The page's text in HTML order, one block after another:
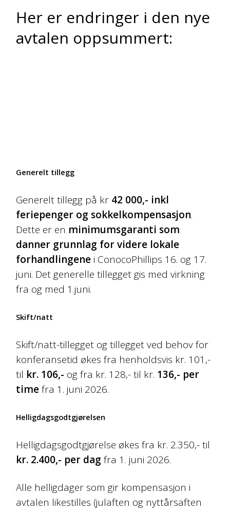
Her er endringer i den nye
avtalen oppsummert:
Generelt tillegg
Generelt tillegg på kr 42 000,- inkl
feriepenger og sokkelkompensasjon.
Dette er en minimumsgaranti som
danner grunnlag for videre lokale
forhandlingene i ConocoPhillips 16. og 17.
juni. Det generelle tillegget gis med virkning
fra og med 1.juni.
Skift/natt
Skift/natt-tillegget og tillegget ved behov for
konferansetid økes fra henholdsvis kr. 101,-
til kr. 106,- og fra kr. 128,- til kr. 136,- per
timefra 1. juni 2026.
Helligdagsgodtgjørelsen
Helligdagsgodtgjørelse økes fra kr. 2.350,- til
kr. 2.400,- per dag fra 1. juni 2026.
Alle helligdager som gir kompensasjon i
avtalen likestilles (julaften og nyttårsaften